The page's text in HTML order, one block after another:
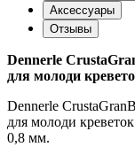
Аксессуары
Отзывы
Dennerle С
для молоди
Dennerle
для молоди
0,8 мм.